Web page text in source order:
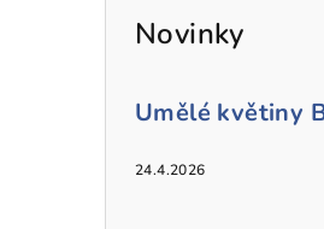
Novinky
Umělé květiny
24.4.2026